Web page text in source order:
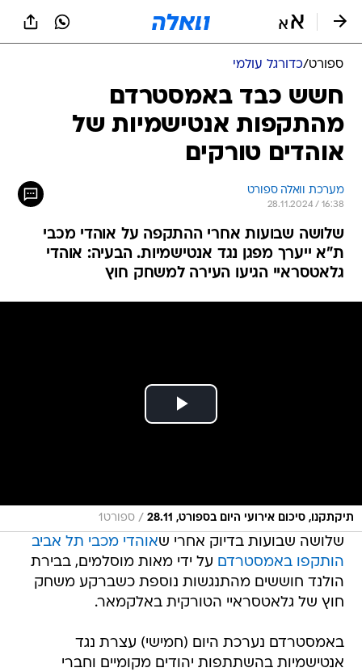
ספורט/כדורגל עולמי
חשש כבד באמסטרדם
מהתקפות אנטישמיות של
אוהדים טורקים
מערכת וואלה ספורט
28.11.2024 / 16:38
שלושה שבועות אחרי ההתקפה על אוהדי מכבי
ת"א ייערך מפגן נגד אנטישמיות. הבעיה: אוהדי
גלאטסראיי הגיעו העירה למשחק חוץ
תיקתקנו, סיכום אירועי היום בספורט, 28.11 / ספורט1
שלושה שבועות בדיוק אחרי שאוהדי מכבי תל אביב
הותקפו באמסטרדם על ידי מאות מוסלמים, בבירת
הולנד חוששים מהתנגשות נוספת כשברקע משחק
חוץ של גלאטסראיי הטורקית באלקמאר.
באמסטרדם נערכת היום (חמישי) עצרת נגד
אנטישמיות בהשתתפות יהודים מקומיים וחברי